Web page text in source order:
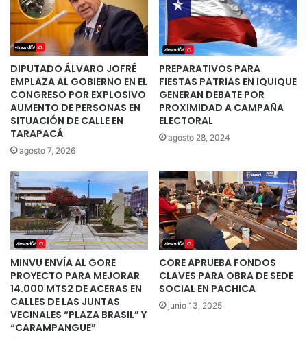
DIPUTADO ÁLVARO JOFRÉ
EMPLAZA AL GOBIERNO EN EL
CONGRESO POR EXPLOSIVO
AUMENTO DE PERSONAS EN
SITUACIÓN DE CALLE EN
TARAPACÁ
agosto 7, 2026
PREPARATIVOS PARA
FIESTAS PATRIAS EN IQUIQUE
GENERAN DEBATE POR
PROXIMIDAD A CAMPAÑA
ELECTORAL
agosto 28, 2024
MINVU ENVÍA AL GORE
PROYECTO PARA MEJORAR
14.000 MTS2 DE ACERAS EN
CALLES DE LAS JUNTAS
VECINALES “PLAZA BRASIL” Y
“CARAMPANGUE”
CORE APRUEBA FONDOS
CLAVES PARA OBRA DE SEDE
SOCIAL EN PACHICA
junio 13, 2025